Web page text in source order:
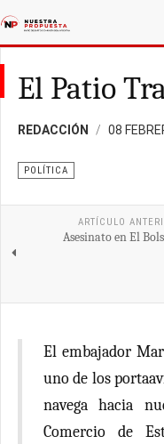
El Patio
REDACCIÓN 08
POLÍTICA
ARTÍCULO
Asesinato en El
El embajador
uno de los
navega hacia
Comercio de